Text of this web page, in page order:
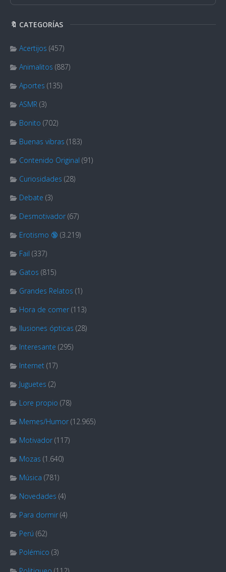
🔖 CATEGORÍAS
Acertijos (457)
Animalitos (887)
Aportes (135)
ASMR (3)
Bonito (702)
Buenas vibras (183)
Contenido Original (91)
Curiosidades (28)
Debate (3)
Desmotivador (67)
Erotismo 🔞 (3.219)
Fail (337)
Gatos (815)
Grandes Relatos (1)
Hora de comer (113)
Ilusiones ópticas (28)
Interesante (295)
Internet (17)
Juguetes (2)
Lore propio (78)
Memes/Humor (12.965)
Motivador (117)
Mozas (1.640)
Música (781)
Novedades (4)
Para dormir (4)
Perú (62)
Polémico (3)